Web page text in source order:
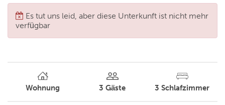
Es tut uns leid, aber diese Unterkunft ist nicht mehr
verfügbar
Wohnung 3 Gäste 3 Schlafzimmer